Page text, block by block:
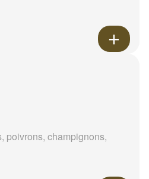
poivrons, champignons,